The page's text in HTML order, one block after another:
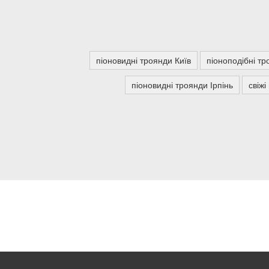
піоновидні троянди Київ піоноподібні
піоновидні троянди Ірпінь